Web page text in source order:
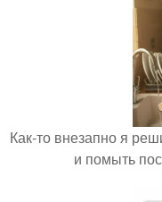
Как-то внезапно я
и помыть